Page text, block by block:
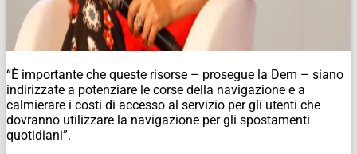
“È importante che queste risorse – prosegue la Dem – siano
indirizzate a potenziare le corse della navigazione e a
calmierare i costi di accesso al servizio per gli utenti che
dovranno utilizzare la navigazione per gli spostamenti
quotidiani”.